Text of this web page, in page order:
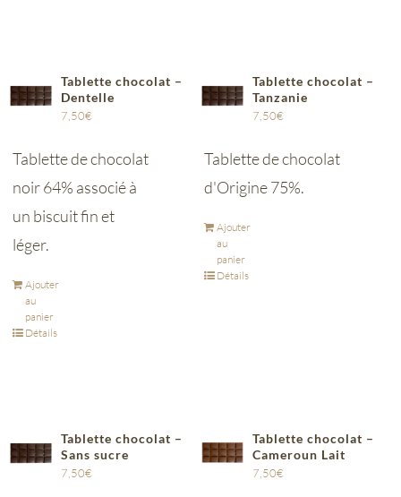
Tablette chocolat –
Dentelle
7,50€
Tablette de chocolat
noir 64% associé à
un biscuit fin et
léger.
Ajouter
au
panier
Détails
Tablette chocolat –
Tanzanie
7,50€
Tablette de chocolat
d'Origine 75%.
Ajouter
au
panier
Détails
Tablette chocolat –
Sans sucre
7,50€
Tablette chocolat –
Cameroun Lait
7,50€